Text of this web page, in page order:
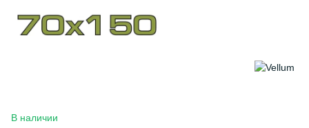
В наличии